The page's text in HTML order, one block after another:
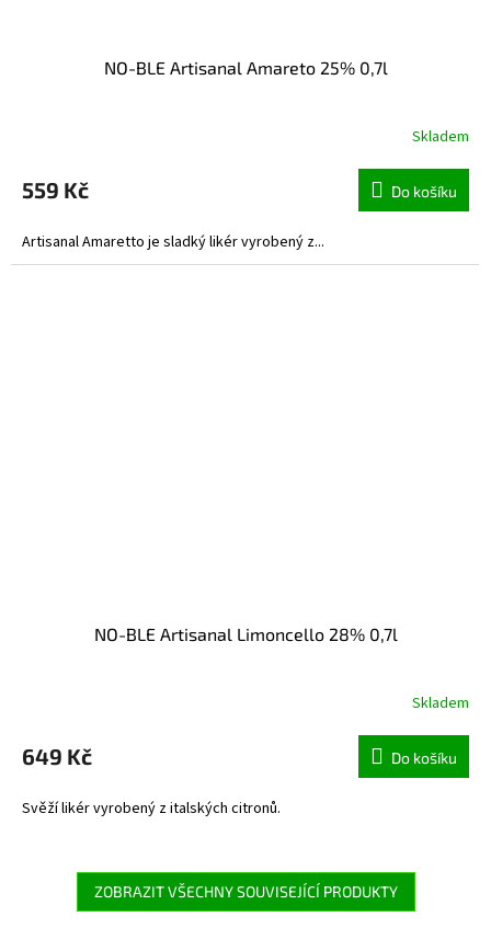
NO-BLE Artisanal Amareto 25% 0,7l
Skladem
559 Kč Do košíku
Artisanal Amaretto je sladký likér vyrobený z...
NO-BLE Artisanal Limoncello 28% 0,7l
Skladem
649 Kč Do košíku
Svěží likér vyrobený z italských citronů.
ZOBRAZIT VŠECHNY SOUVISEJÍCÍ PRODUKTY